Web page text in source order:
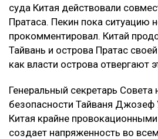
суда Китая действовали
Пратаса. Пекин пока ситуацию
прокомментировал. Китай
Тайвань и острова Пратас
как власти острова отвергают
Генеральный секретарь Совета
безопасности Тайваня Джозеф
Китая крайне
создает напряженность во